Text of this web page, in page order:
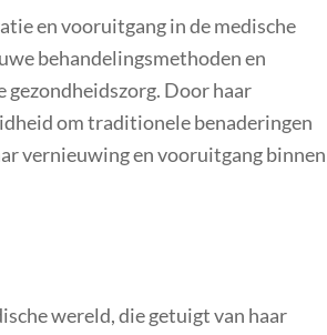
en vooruitgang in de medische
behandelingsmethoden en
Door haar
om traditionele benaderingen
vernieuwing en vooruitgang binnen
wereld, die getuigt van haar